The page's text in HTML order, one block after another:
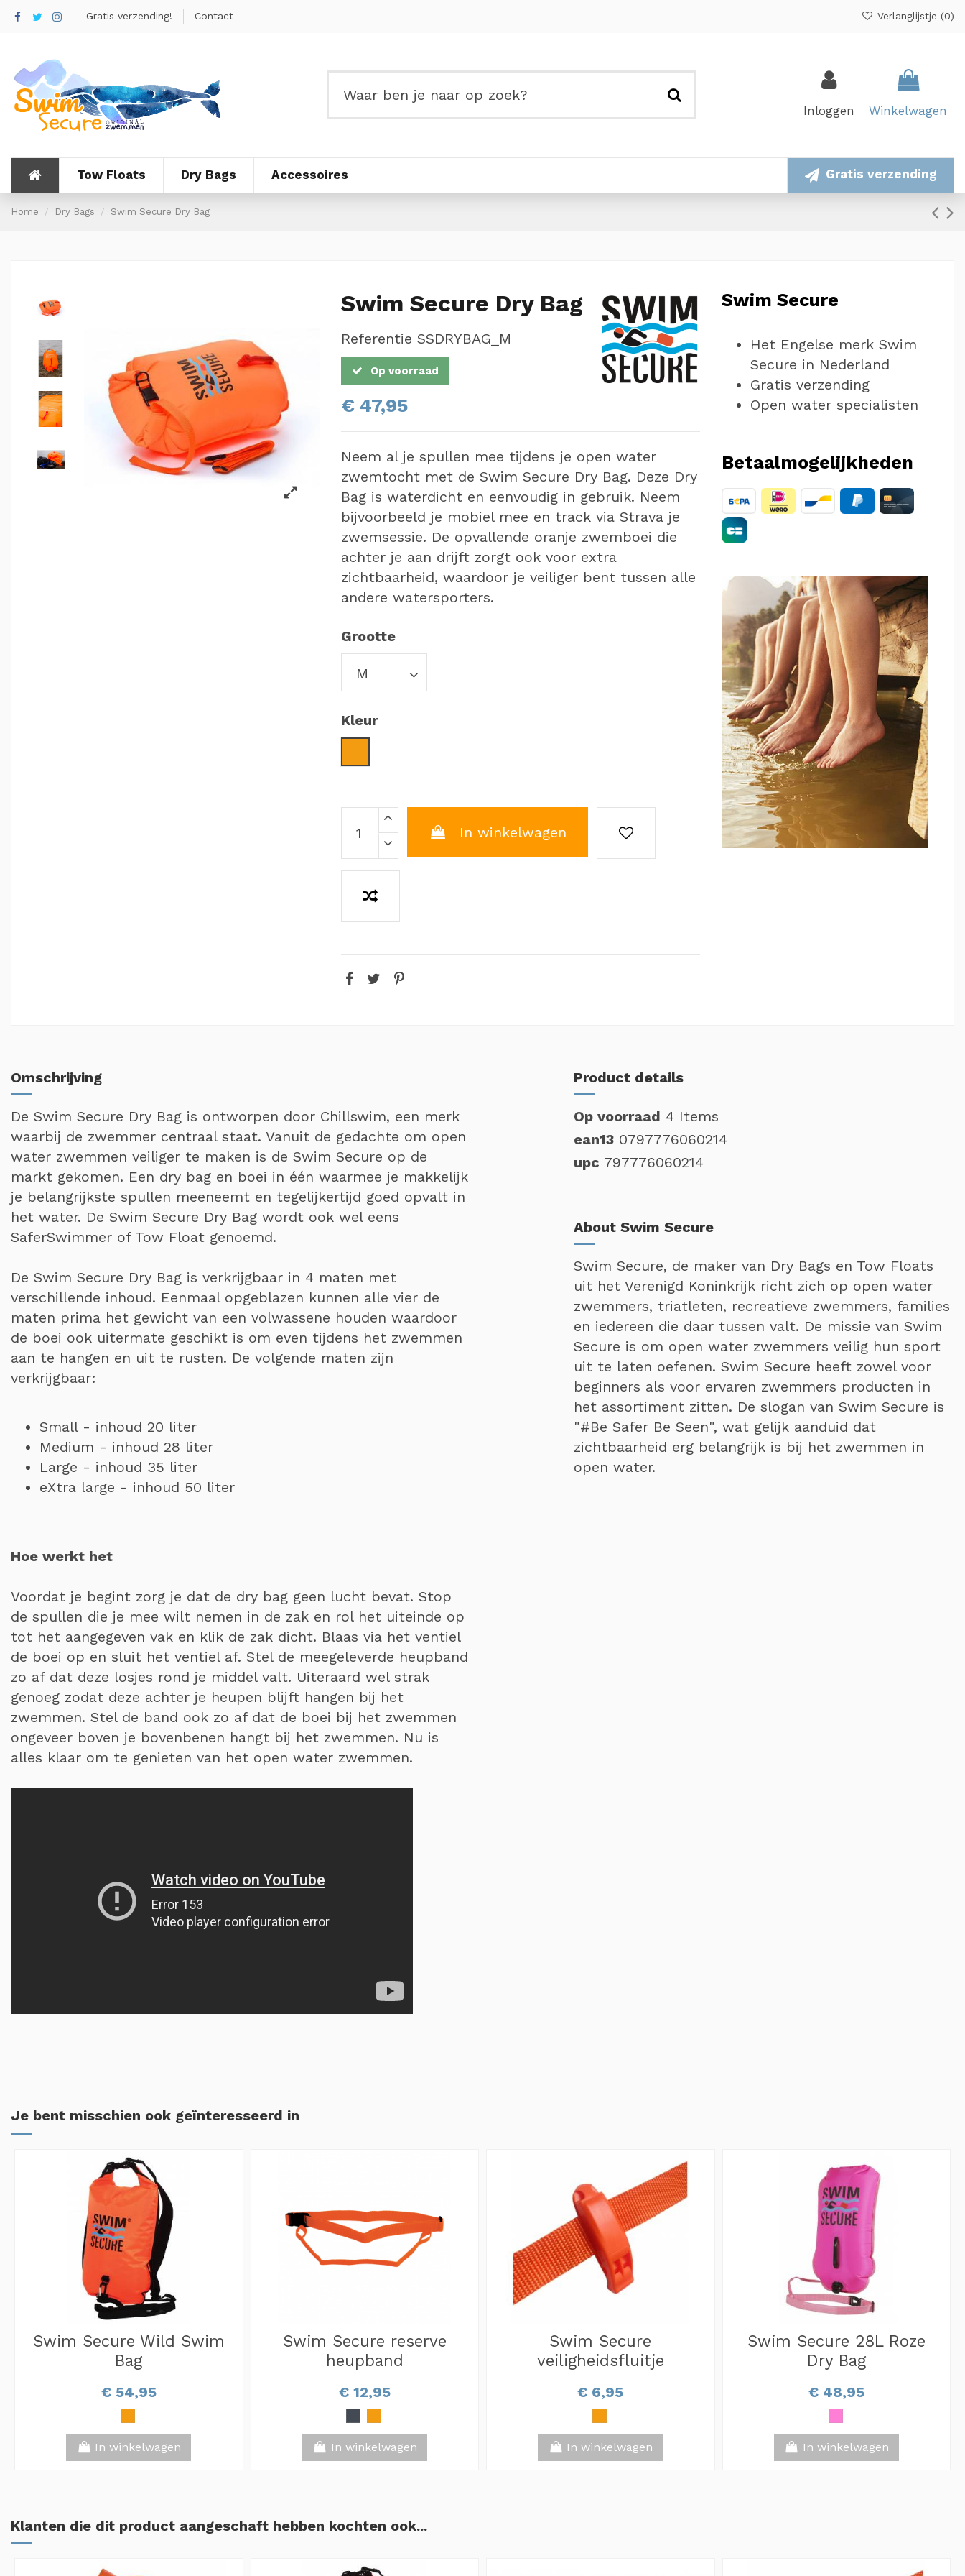
Gratis verzending! Contact Verlanglijstje (0)
Inloggen Winkelwagen
Tow Floats Dry Bags Accessoires Gratis verzending
Home Dry Bags Swim Secure Dry Bag
Swim Secure Dry Bag
Referentie SSDRYBAG_M
Op voorraad
€ 47,95
Neem al je spullen mee tijdens je open water
zwemtocht met de Swim Secure Dry Bag. Deze Dry
Bag is waterdicht en eenvoudig in gebruik. Neem
bijvoorbeeld je mobiel mee en track via Strava je
zwemsessie. De opvallende oranje zwemboei die
achter je aan drijft zorgt ook voor extra
zichtbaarheid, waardoor je veiliger bent tussen alle
andere watersporters.
Grootte
Kleur
In winkelwagen
Swim Secure
Het Engelse merk Swim
Secure in Nederland
Gratis verzending
Open water specialisten
Betaalmogelijkheden
Omschrijving
De Swim Secure Dry Bag is ontworpen door Chillswim, een merk
waarbij de zwemmer centraal staat. Vanuit de gedachte om open
water zwemmen veiliger te maken is de Swim Secure op de
markt gekomen. Een dry bag en boei in één waarmee je makkelijk
je belangrijkste spullen meeneemt en tegelijkertijd goed opvalt in
het water. De Swim Secure Dry Bag wordt ook wel eens
SaferSwimmer of Tow Float genoemd.
De Swim Secure Dry Bag is verkrijgbaar in 4 maten met
verschillende inhoud. Eenmaal opgeblazen kunnen alle vier de
maten prima het gewicht van een volwassene houden waardoor
de boei ook uitermate geschikt is om even tijdens het zwemmen
aan te hangen en uit te rusten. De volgende maten zijn
verkrijgbaar:
Small - inhoud 20 liter
Medium - inhoud 28 liter
Large - inhoud 35 liter
eXtra large - inhoud 50 liter
Hoe werkt het
Voordat je begint zorg je dat de dry bag geen lucht bevat. Stop
de spullen die je mee wilt nemen in de zak en rol het uiteinde op
tot het aangegeven vak en klik de zak dicht. Blaas via het ventiel
de boei op en sluit het ventiel af. Stel de meegeleverde heupband
zo af dat deze losjes rond je middel valt. Uiteraard wel strak
genoeg zodat deze achter je heupen blijft hangen bij het
zwemmen. Stel de band ook zo af dat de boei bij het zwemmen
ongeveer boven je bovenbenen hangt bij het zwemmen. Nu is
alles klaar om te genieten van het open water zwemmen.
Product details
Op voorraad 4 Items
ean13 0797776060214
upc 797776060214
About Swim Secure
Swim Secure, de maker van Dry Bags en Tow Floats
uit het Verenigd Koninkrijk richt zich op open water
zwemmers, triatleten, recreatieve zwemmers, families
en iedereen die daar tussen valt. De missie van Swim
Secure is om open water zwemmers veilig hun sport
uit te laten oefenen. Swim Secure heeft zowel voor
beginners als voor ervaren zwemmers producten in
het assortiment zitten. De slogan van Swim Secure is
"#Be Safer Be Seen", wat gelijk aanduid dat
zichtbaarheid erg belangrijk is bij het zwemmen in
open water.
Je bent misschien ook geïnteresseerd in
Swim Secure Wild Swim
Bag
€ 54,95
In winkelwagen
Swim Secure reserve
heupband
€ 12,95
In winkelwagen
Swim Secure
veiligheidsfluitje
€ 6,95
In winkelwagen
Swim Secure 28L Roze
Dry Bag
€ 48,95
In winkelwagen
Klanten die dit product aangeschaft hebben kochten ook...